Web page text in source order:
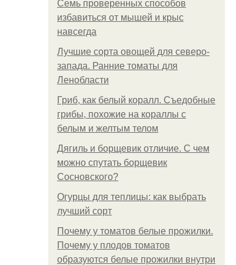
Семь проверенных способов
избавиться от мышей и крыс
навсегда
Лучшие сорта овощей для северо-
запада. Ранние томаты для
Ленобласти
Гриб, как белый коралл. Съедобные
грибы, похожие на кораллы с
белым и желтым телом
Дягиль и борщевик отличие. С чем
можно спутать борщевик
Сосновского?
Огурцы для теплицы: как выбрать
лучший сорт
Почему у томатов белые прожилки.
Почему у плодов томатов
образуются белые прожилки внутри